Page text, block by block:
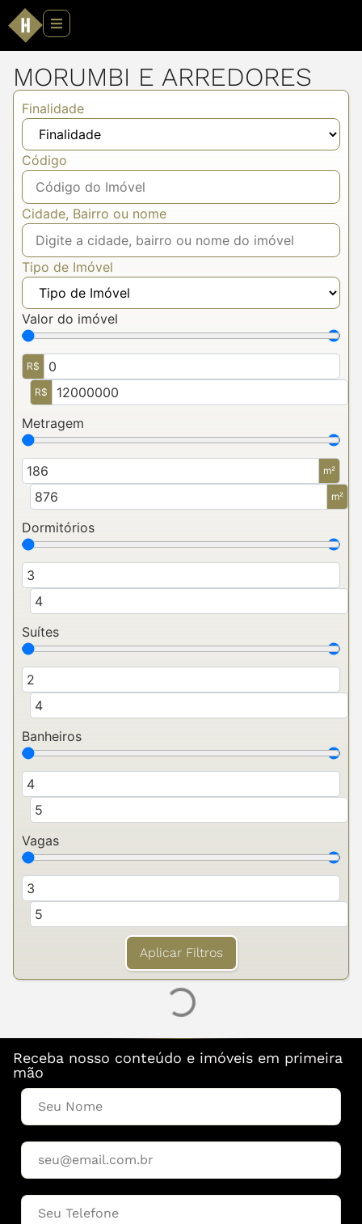
MORUMBI E ARREDORES
Finalidade
Código
Cidade, Bairro ou nome
Tipo de Imóvel
Valor do imóvel
R$
R$
Metragem
m²
m²
Dormitórios
Suítes
Banheiros
Vagas
Aplicar Filtros
Receba nosso conteúdo e imóveis em primeira
mão